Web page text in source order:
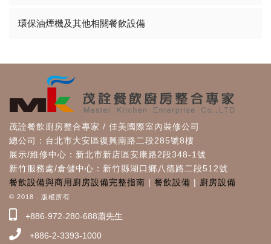
環保油煙機及其他相關餐飲設備
茂詮餐飲廚房整合專家 / 佳美國際室內裝修公司
總公司：台北市大安區復興南路二段285號8樓
展示/維修中心：新北市新店區安康路2段348-1號
新竹服務處/倉儲中心：新竹縣湖口鄉八德路二段512號
餐飲設備與商用廚房設備完整指南 | 餐飲設備 | 廚房設備
© 2018 . 版權所有
+886-972-280-688蕭先生
+886-2-3393-1000